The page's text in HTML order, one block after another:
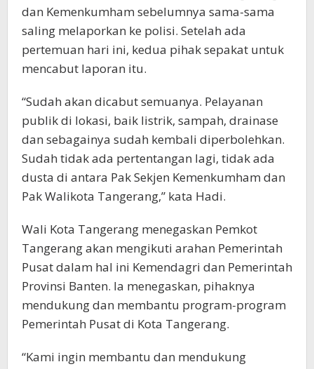
dan Kemenkumham sebelumnya sama-sama
saling melaporkan ke polisi. Setelah ada
pertemuan hari ini, kedua pihak sepakat untuk
mencabut laporan itu.
“Sudah akan dicabut semuanya. Pelayanan
publik di lokasi, baik listrik, sampah, drainase
dan sebagainya sudah kembali diperbolehkan.
Sudah tidak ada pertentangan lagi, tidak ada
dusta di antara Pak Sekjen Kemenkumham dan
Pak Walikota Tangerang,” kata Hadi.
Wali Kota Tangerang menegaskan Pemkot
Tangerang akan mengikuti arahan Pemerintah
Pusat dalam hal ini Kemendagri dan Pemerintah
Provinsi Banten. Ia menegaskan, pihaknya
mendukung dan membantu program-program
Pemerintah Pusat di Kota Tangerang.
“Kami ingin membantu dan mendukung